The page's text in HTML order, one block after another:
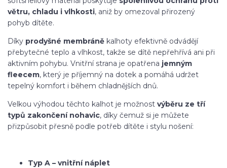
větru, chladu i vlhkosti, aniž by omezoval přirozený
pohyb dítěte.
Díky prodyšné membráně kalhoty efektivně odvádějí
přebytečné teplo a vlhkost, takže se dítě nepřehřívá ani při
aktivním pohybu. Vnitřní strana je opatřena jemným
fleecem, který je příjemný na dotek a pomáhá udržet
tepelný komfort i během chladnějších dnů.
Velkou výhodou těchto kalhot je možnost výběru ze tří
typů zakončení nohavic, díky čemuž si je můžete
přizpůsobit přesně podle potřeb dítěte i stylu nošení:
Typ A – vnitřní náplet